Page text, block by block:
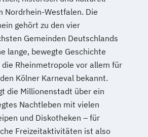
Nordrhein-Westfalen. Die
gehört zu den vier
Gemeinden Deutschlands
lange, bewegte Geschichte
Rheinmetropole vor allem für
Kölner Karneval bekannt.
die Millionenstadt über ein
Nachtleben mit vielen
und Diskotheken – für
Freizeitaktivitäten ist also